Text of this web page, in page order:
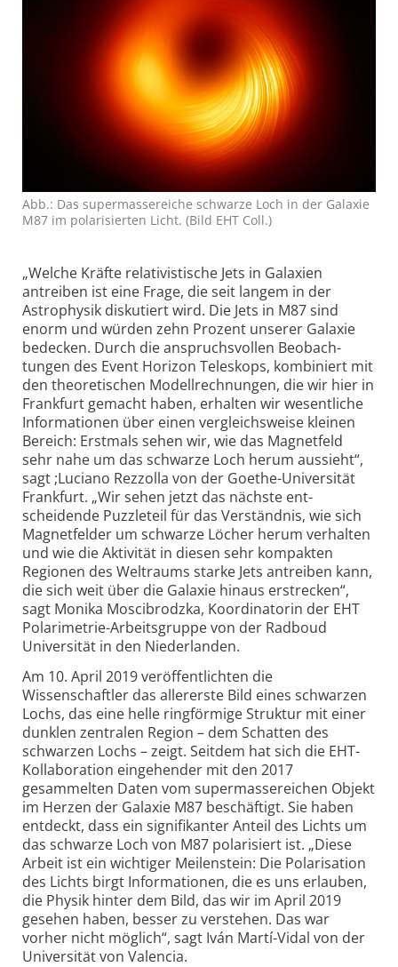
Abb.: Das supermasse­reiche schwarze Loch in der Galaxie
M87 im polarisierten Licht. (Bild EHT Coll.)
„Welche Kräfte rela­tivistische Jets in Galaxien
antreiben ist eine Frage, die seit langem in der
Astrophysik diskutiert wird. Die Jets in M87 sind
enorm und würden zehn Prozent unserer Galaxie
bedecken. Durch die anspruchs­vollen Beobach­
tungen des Event Horizon Teleskops, kombiniert mit
den theoretischen Modell­rechnungen, die wir hier in
Frankfurt gemacht haben, erhalten wir wesentliche
Informationen über einen vergleichsweise kleinen
Bereich: Erstmals sehen wir, wie das Magnetfeld
sehr nahe um das schwarze Loch herum aussieht“,
sagt ;Luciano Rezzolla von der Goethe-Universität
Frankfurt. „Wir sehen jetzt das nächste ent­
scheidende Puzzleteil für das Verständnis, wie sich
Magnetfelder um schwarze Löcher herum verhalten
und wie die Aktivität in diesen sehr kompakten
Regionen des Weltraums starke Jets antreiben kann,
die sich weit über die Galaxie hinaus erstrecken“,
sagt Monika Mosci­brodzka, Koor­dinatorin der EHT
Polarimetrie-Arbeits­gruppe von der Radboud
Universität in den Niederlanden.
Am 10. April 2019 veröffent­lichten die
Wissenschaftler das allererste Bild eines schwarzen
Lochs, das eine helle ringförmige Struktur mit einer
dunklen zentralen Region – dem Schatten des
schwarzen Lochs – zeigt. Seitdem hat sich die EHT-
Kolla­boration eingehender mit den 2017
gesammelten Daten vom supermasse­reichen Objekt
im Herzen der Galaxie M87 beschäftigt. Sie haben
entdeckt, dass ein signi­fikanter Anteil des Lichts um
das schwarze Loch von M87 polarisiert ist. „Diese
Arbeit ist ein wichtiger Meilenstein: Die Polari­sation
des Lichts birgt Informationen, die es uns erlauben,
die Physik hinter dem Bild, das wir im April 2019
gesehen haben, besser zu verstehen. Das war
vorher nicht möglich“, sagt Iván Martí-Vidal von der
Universität von Valencia.